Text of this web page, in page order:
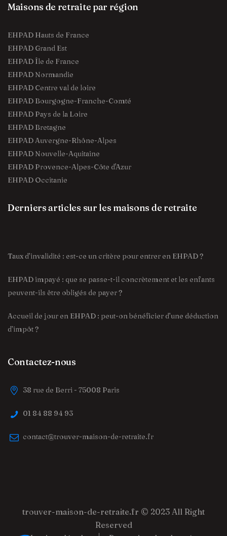
Maisons de retraite par région
EHPAD Hauts de France
EHPAD Grand Est
EHPAD Île de France
EHPAD Normandie
EHPAD Centre val de loire
EHPAD Bourgogne-Franche-Comté
EHPAD Pays de la Loire
EHPAD Bretagne
EHPAD Auvergne-Rhône-Alpes
EHPAD Nouvelle-Aquitaine
EHPAD Provence-Alpes-Côte d'Azur
EHPAD Occitanie
Derniers articles sur les maisons de retraite
Taux d’invalidité : est-ce un critère pour entrer en EHPAD ?
EHPAD impayé : que se passe-t-il concrètement et les enfants
peuvent-ils être obligés de payer ?
Accueil de jour en EHPAD : peut-on bénéficier d’une déduction
d’impôt ?
Contactez-nous
38 rue de Berri - 75008 Paris
01 84 88 94 93
contact@trouver-maison-de-retraite.fr
trouver-maison-de-retraite.fr © 2023 All Right
Reserved